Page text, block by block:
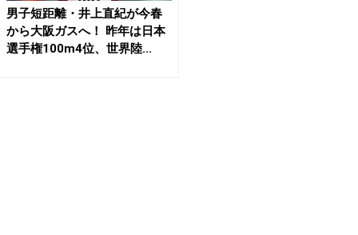
男子短距離・井上直紀が今春
から大阪ガスへ！ 昨年は日本
選手権100m4位、世界陸...